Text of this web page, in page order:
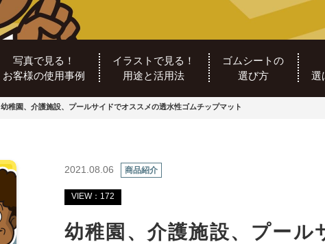
写真で見る！
お客様の使用事例
イラストで見る！
用途と活用法
ゴムシートの
選び方
選
幼稚園、介護施設、プールサイドでオススメの透水性ゴムチップマット
2021.08.06 商品紹介
VIEW：172
幼稚園、介護施設、プー